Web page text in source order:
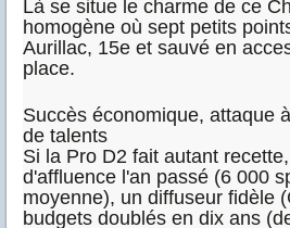
Là se situe le charme de ce
homogène où sept petits
Aurillac, 15e et sauvé en
place.
Succès économique, attaque
de talents
Si la Pro D2 fait autant
d'affluence l'an passé (6 000
moyenne), un diffuseur fidèle
budgets doublés en dix ans